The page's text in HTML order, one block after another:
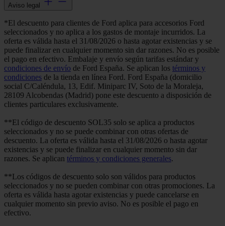
Aviso legal
*El descuento para clientes de Ford aplica para accesorios Ford
seleccionados y no aplica a los gastos de montaje incurridos. La
oferta es válida hasta el 31/08/2026 o hasta agotar existencias y se
puede finalizar en cualquier momento sin dar razones. No es posible
el pago en efectivo. Embalaje y envío según tarifas estándar y
condiciones de envío de Ford España. Se aplican los términos y
condiciones de la tienda en línea Ford. Ford España (domicilio
social C/Caléndula, 13, Edif. Miniparc IV, Soto de la Moraleja,
28109 Alcobendas (Madrid) pone este descuento a disposición de
clientes particulares exclusivamente.
**El código de descuento SOL35 solo se aplica a productos
seleccionados y no se puede combinar con otras ofertas de
descuento. La oferta es válida hasta el 31/08/2026 o hasta agotar
existencias y se puede finalizar en cualquier momento sin dar
razones. Se aplican términos y condiciones generales.
**Los códigos de descuento solo son válidos para productos
seleccionados y no se pueden combinar con otras promociones. La
oferta es válida hasta agotar existencias y puede cancelarse en
cualquier momento sin previo aviso. No es posible el pago en
efectivo.